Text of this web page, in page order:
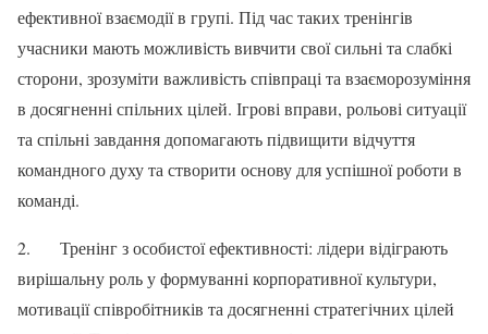
ефективної взаємодії в групі. Під час таких тренінгів
учасники мають можливість вивчити свої сильні та слабкі
сторони, зрозуміти важливість співпраці та взаєморозуміння
в досягненні спільних цілей. Ігрові вправи, рольові ситуації
та спільні завдання допомагають підвищити відчуття
командного духу та створити основу для успішної роботи в
команді.
2. Тренінг з особистої ефективності: лідери відіграють
вирішальну роль у формуванні корпоративної культури,
мотивації співробітників та досягненні стратегічних цілей